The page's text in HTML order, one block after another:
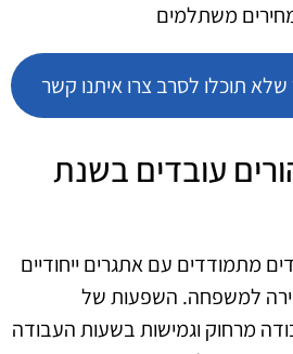
משתלמים
תוכלו לסרב צרו איתנו קשר
עובדים בשנת
עובדים מתמודדים עם אתגרים ייחודיים
למשפחה. השפעות של
מרחוק וגמישות בשעות העבודה